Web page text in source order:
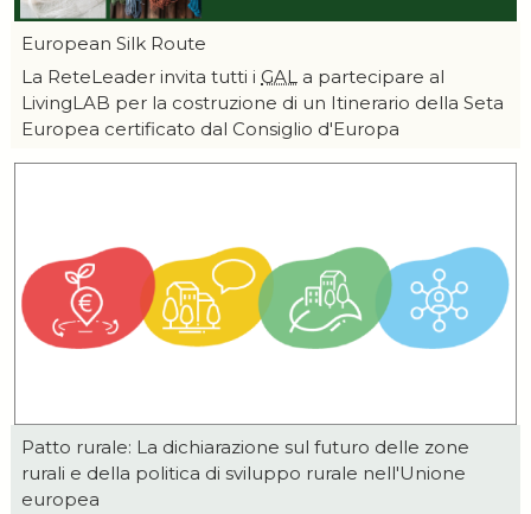
European Silk Route
La ReteLeader invita tutti i GAL a partecipare al
LivingLAB per la costruzione di un Itinerario della Seta
Europea certificato dal Consiglio d'Europa
Patto rurale: La dichiarazione sul futuro delle zone
rurali e della politica di sviluppo rurale nell'Unione
europea